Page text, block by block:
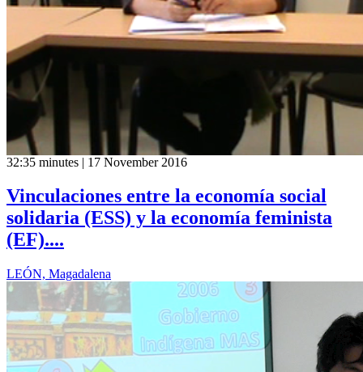
32:35 minutes | 17 November 2016
Vinculaciones entre la economía social
solidaria (ESS) y la economía feminista
(EF)....
LEÓN, Magadalena